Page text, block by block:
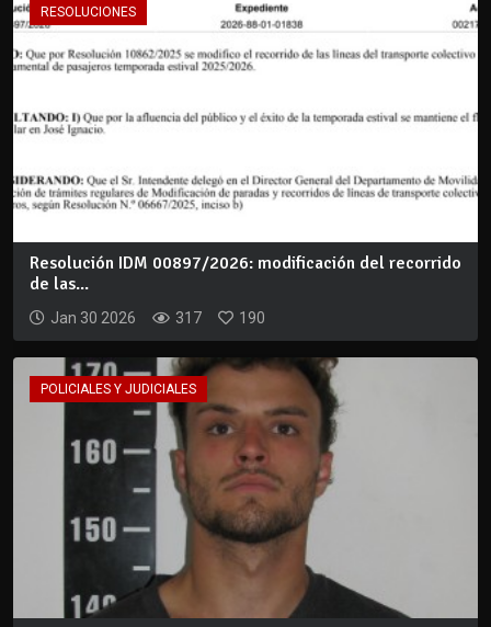
RESOLUCIONES
Resolución IDM 00897/2026: modificación del recorrido
de las...
Jan 30 2026 317 190
POLICIALES Y JUDICIALES